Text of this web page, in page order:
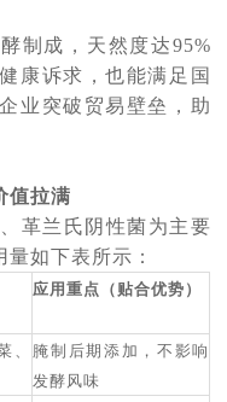
制成，天然度达95%
康诉求，也能满足国
业突破贸易壁垒，助
值拉满
革兰氏阴性菌为主要
如下表所示：
应用重点（贴合优势）
、
腌制后期添加，不影响
发酵风味